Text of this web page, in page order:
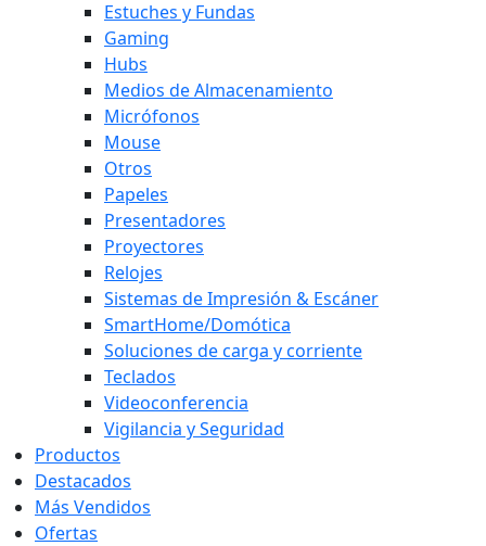
Estuches y Fundas
Gaming
Hubs
Medios de Almacenamiento
Micrófonos
Mouse
Otros
Papeles
Presentadores
Proyectores
Relojes
Sistemas de Impresión & Escáner
SmartHome/Domótica
Soluciones de carga y corriente
Teclados
Videoconferencia
Vigilancia y Seguridad
Productos
Destacados
Más Vendidos
Ofertas